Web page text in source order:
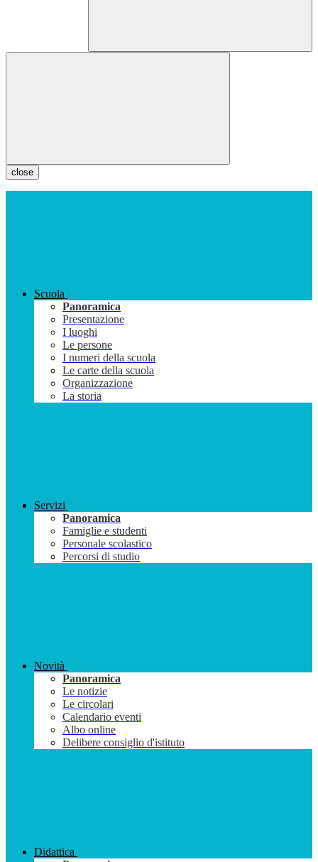
close
Scuola
Panoramica
Presentazione
I luoghi
Le persone
I numeri della scuola
Le carte della scuola
Organizzazione
La storia
Servizi
Panoramica
Famiglie e studenti
Personale scolastico
Percorsi di studio
Novità
Panoramica
Le notizie
Le circolari
Calendario eventi
Albo online
Delibere consiglio d'istituto
Didattica